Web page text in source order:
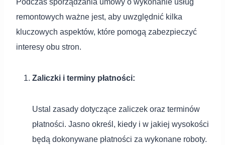
Podczas sporządzania umowy o wykonanie usług
remontowych ważne jest, aby uwzględnić kilka
kluczowych aspektów, które pomogą zabezpieczyć
interesy obu stron.
Zaliczki i terminy płatności:
Ustal zasady dotyczące zaliczek oraz terminów
płatności. Jasno określ, kiedy i w jakiej wysokości
będą dokonywane płatności za wykonane roboty.